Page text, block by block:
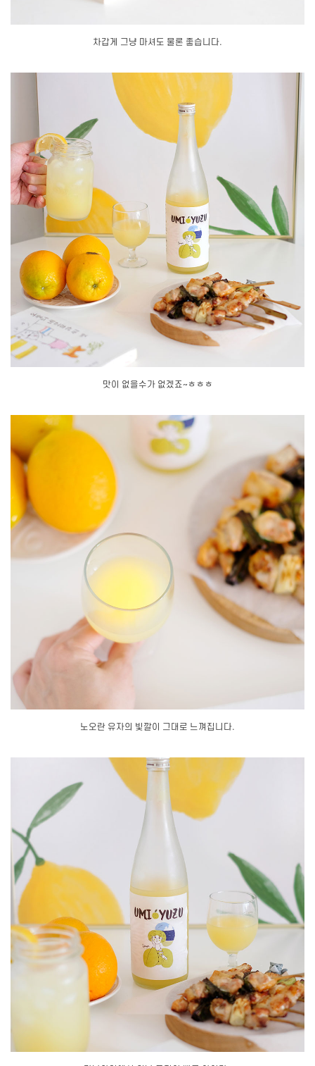
차갑게 그냥 마셔도 물론 좋습니다.
맛이 없을수가 없겠죠~ㅎㅎㅎ
노오란 유자의 빛깔이 그대로 느껴집니다.